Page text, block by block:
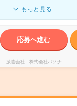
もっと見る
応募へ進む
派遣会社 株式会社パソナ